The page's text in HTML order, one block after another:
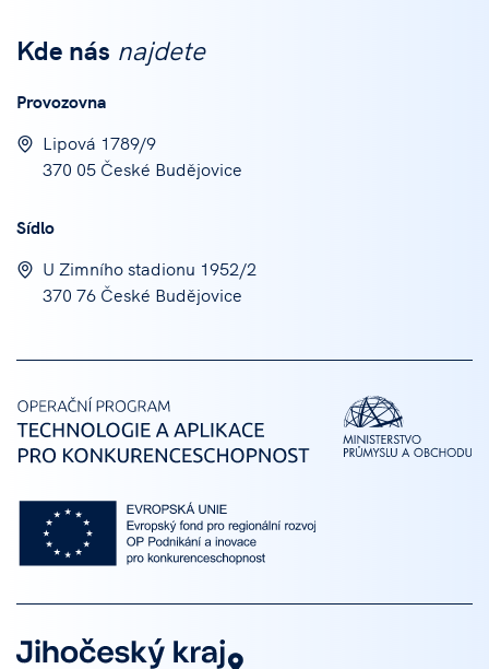
Kde nás najdete
Provozovna
Lipová 1789/9
370 05 České Budějovice
Sídlo
U Zimního stadionu 1952/2
370 76 České Budějovice